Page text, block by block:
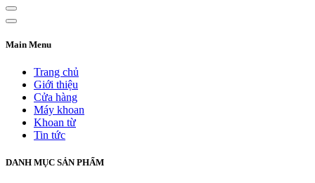
Main Menu
Trang chủ
Giới thiệu
Cửa hàng
Máy khoan
Khoan từ
Tin tức
DANH MỤC SẢN PHẨM